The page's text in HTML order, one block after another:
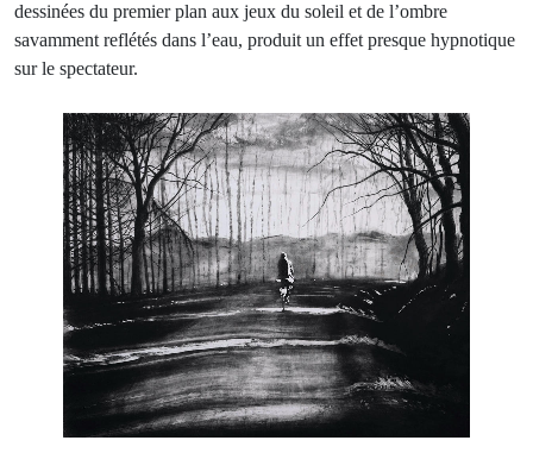
dessinées du premier plan aux jeux du soleil et de l’ombre
savamment reflétés dans l’eau, produit un effet presque hypnotique
sur le spectateur.